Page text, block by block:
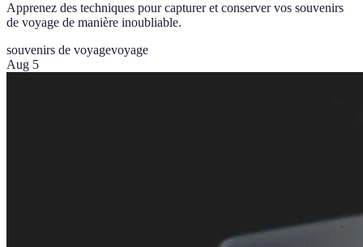
Apprenez des techniques pour capturer et conserver vos souvenirs
de voyage de manière inoubliable.
souvenirs de voyagevoyage
Aug 5